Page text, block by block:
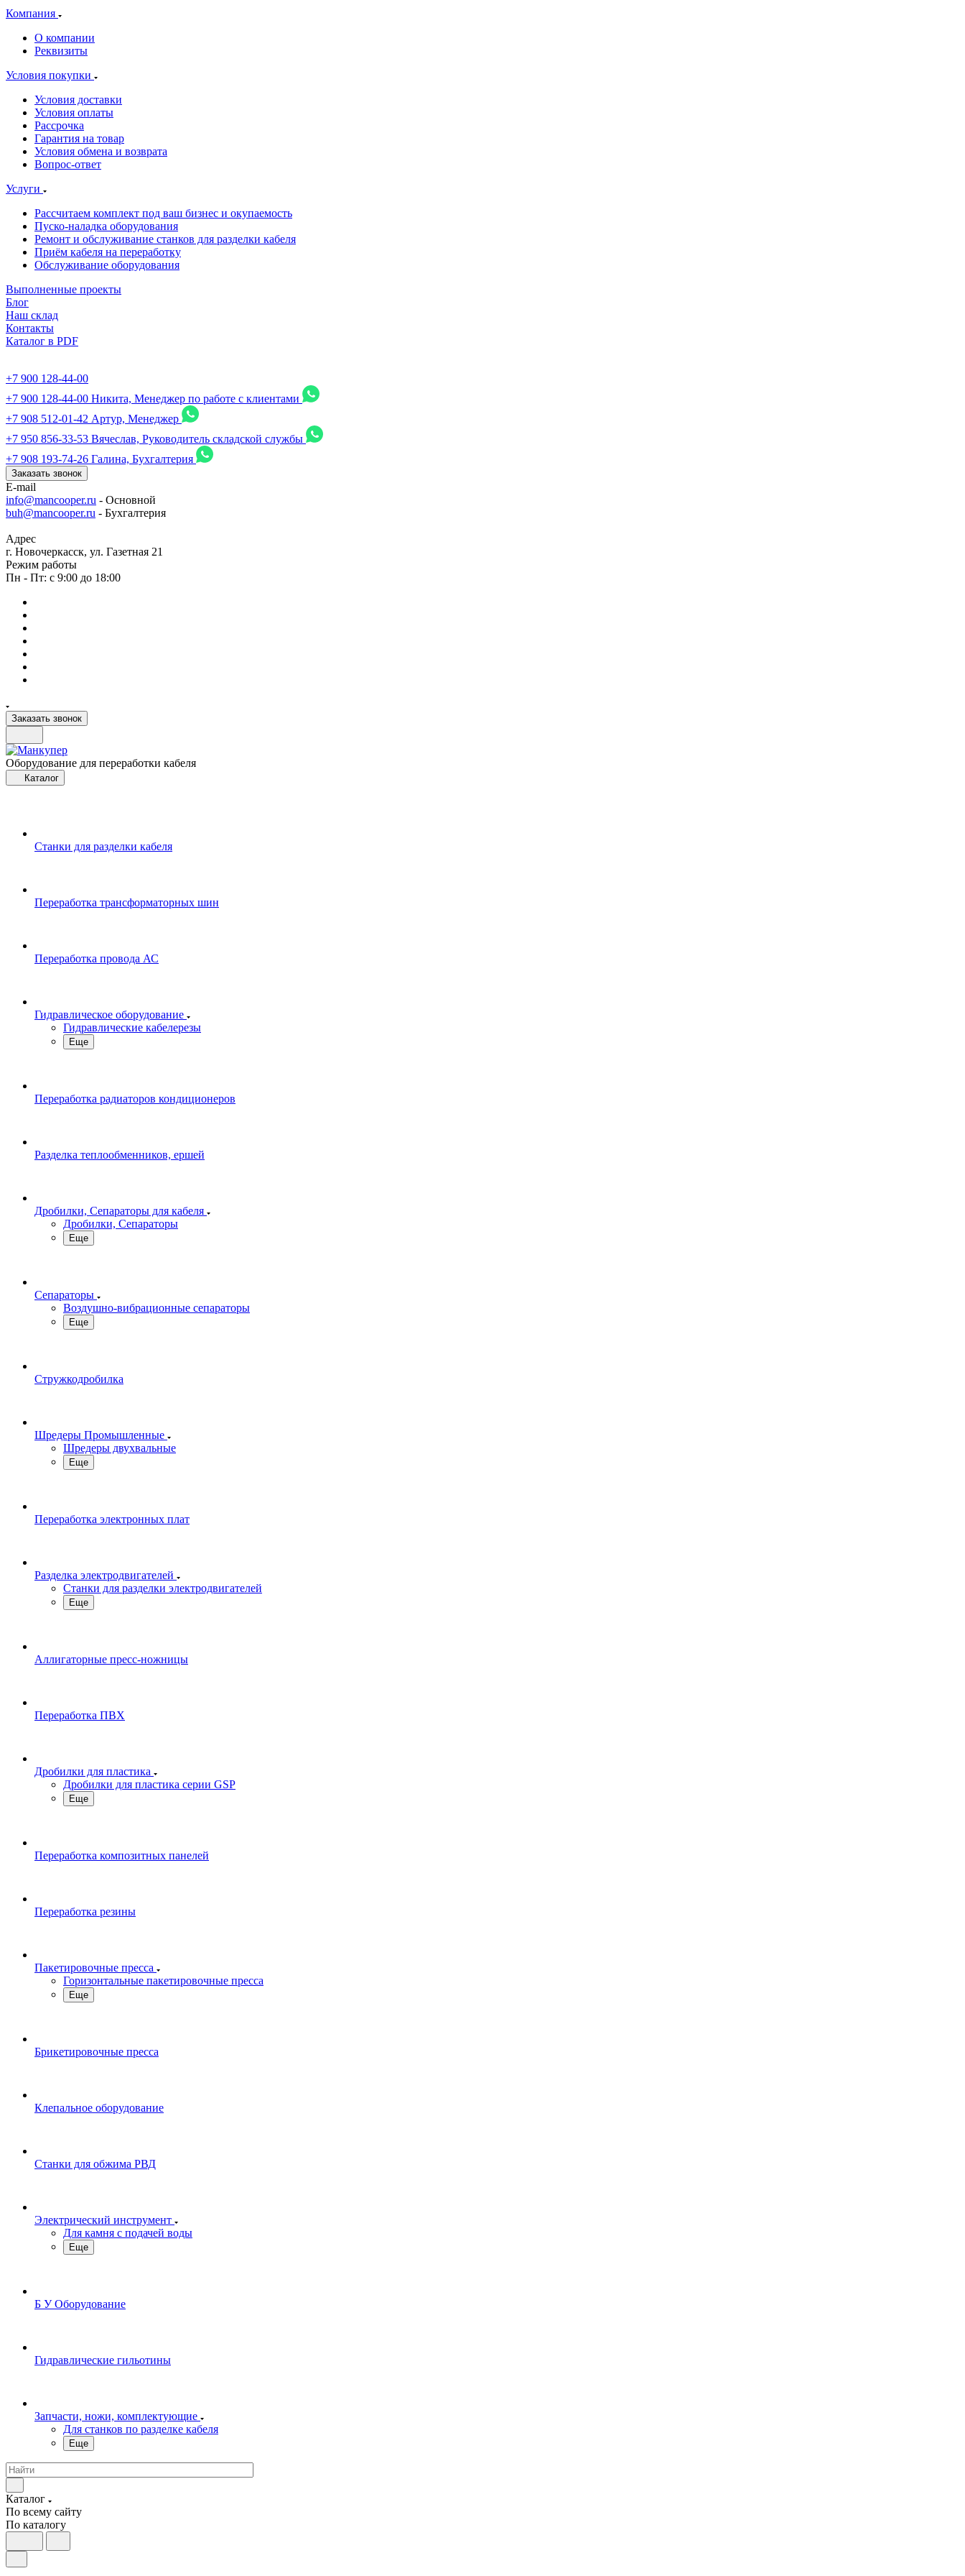
Компания
О компании
Реквизиты
Условия покупки
Условия доставки
Условия оплаты
Рассрочка
Гарантия на товар
Условия обмена и возврата
Вопрос-ответ
Услуги
Рассчитаем комплект под ваш бизнес и окупаемость
Пуско-наладка оборудования
Ремонт и обслуживание станков для разделки кабеля
Приём кабеля на переработку
Обслуживание оборудования
Выполненные проекты
Блог
Наш склад
Контакты
Каталог в PDF
+7 900 128-44-00
+7 900 128-44-00 Никита, Менеджер по работе с клиентами
+7 908 512-01-42 Артур, Менеджер
+7 950 856-33-53 Вячеслав, Руководитель складской службы
+7 908 193-74-26 Галина, Бухгалтерия
Заказать звонок
E-mail
info@mancooper.ru - Основной
buh@mancooper.ru - Бухгалтерия
Адрес
г. Новочеркасск, ул. Газетная 21
Режим работы
Пн - Пт: с 9:00 до 18:00
Заказать звонок
Оборудование для переработки кабеля
Каталог
Станки для разделки кабеля
Переработка трансформаторных шин
Переработка провода АС
Гидравлическое оборудование
Гидравлические кабелерезы
Еще
Переработка радиаторов кондиционеров
Разделка теплообменников, ершей
Дробилки, Сепараторы для кабеля
Дробилки, Сепараторы
Еще
Сепараторы
Воздушно-вибрационные сепараторы
Еще
Стружкодробилка
Шредеры Промышленные
Шредеры двухвальные
Еще
Переработка электронных плат
Разделка электродвигателей
Станки для разделки электродвигателей
Еще
Аллигаторные пресс-ножницы
Переработка ПВХ
Дробилки для пластика
Дробилки для пластика серии GSP
Еще
Переработка композитных панелей
Переработка резины
Пакетировочные пресса
Горизонтальные пакетировочные пресса
Еще
Брикетировочные пресса
Клепальное оборудование
Станки для обжима РВД
Электрический инструмент
Для камня с подачей воды
Еще
Б У Оборудование
Гидравлические гильотины
Запчасти, ножи, комплектующие
Для станков по разделке кабеля
Еще
Каталог
По всему сайту
По каталогу